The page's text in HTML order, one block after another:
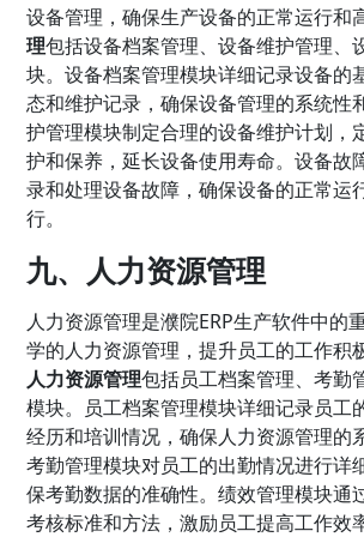
设备管理，确保生产设备的正常运行和
理包括设备档案管理、设备维护管理、
块。设备档案管理模块详细记录设备的
态和维护记录，确保设备管理的系统性
护管理模块制定合理的设备维护计划，
护和保养，延长设备使用寿命。设备故
录和处理设备故障，确保设备的正常运
行。
九、人力资源管理
人力资源管理是濮院ERP生产软件中的
学的人力资源管理，提升员工的工作积
人力资源管理包括员工档案管理、考勤
模块。员工档案管理模块详细记录员工
经历和培训情况，确保人力资源管理的
考勤管理模块对员工的出勤情况进行详
保考勤数据的准确性。绩效管理模块通
考核标准和方法，激励员工提高工作效